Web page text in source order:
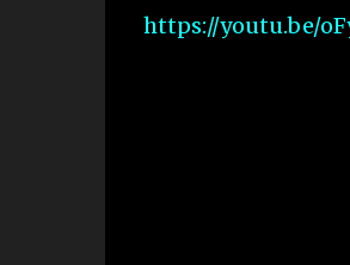
https://youtu.be/